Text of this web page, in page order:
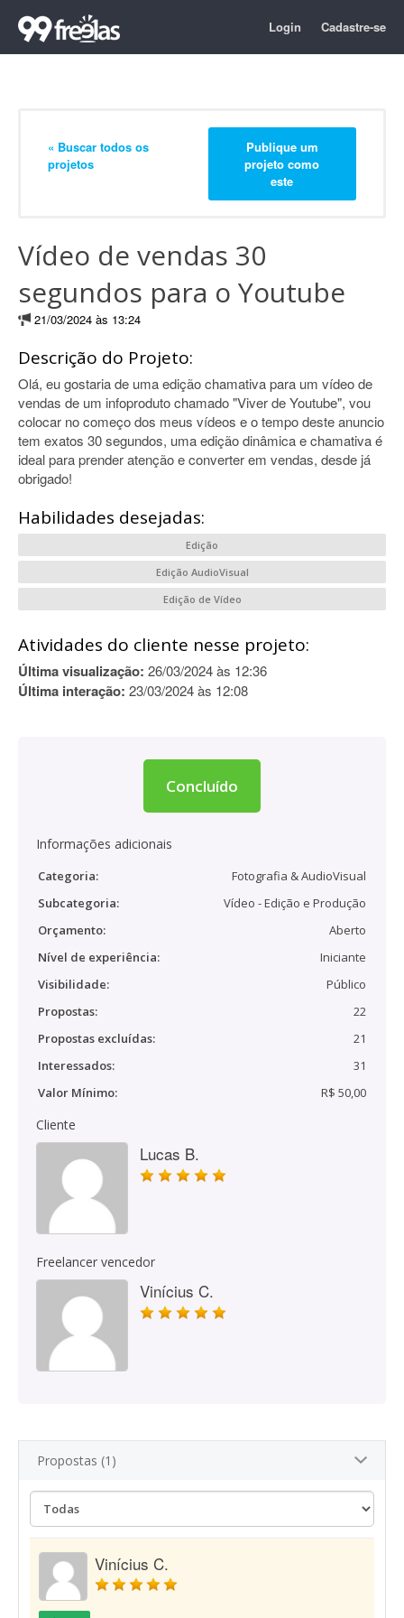
Login Cadastre-se
« Buscar todos os
projetos
Publique um
projeto como
este
Vídeo de vendas 30
segundos para o Youtube
21/03/2024 às 13:24
Descrição do Projeto:
Olá, eu gostaria de uma edição chamativa para um vídeo de
vendas de um infoproduto chamado "Viver de Youtube", vou
colocar no começo dos meus vídeos e o tempo deste anuncio
tem exatos 30 segundos, uma edição dinâmica e chamativa é
ideal para prender atenção e converter em vendas, desde já
obrigado!
Habilidades desejadas:
Edição
Edição AudioVisual
Edição de Vídeo
Atividades do cliente nesse projeto:
Última visualização: 26/03/2024 às 12:36
Última interação: 23/03/2024 às 12:08
Concluído
Informações adicionais
Categoria:
Fotografia & AudioVisual
Subcategoria:
Vídeo - Edição e Produção
Orçamento:
Aberto
Nível de experiência:
Iniciante
Visibilidade:
Público
Propostas:
22
Propostas excluídas:
21
Interessados:
31
Valor Mínimo:
R$ 50,00
Cliente
Lucas B.
Freelancer vencedor
Vinícius C.
Propostas (1)
Vinícius C.